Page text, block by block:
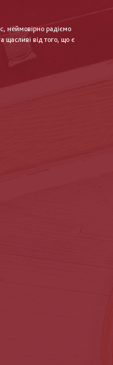
неймовірно радіємо
від того, що є